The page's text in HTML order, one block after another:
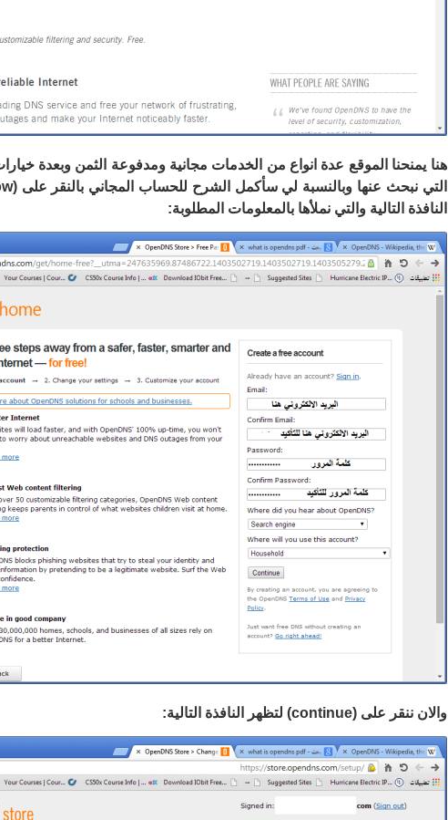
هنا يمنحنا الموقع عدة انواع من الخدمات مجانية ومدفوعة الثمن وبعدة
التي نبحث عنها وبالنسبة لي سأكمل الشرح للحساب المجاني بالنقر على (
النافذة التالية والتي نملأها بالمعلومات المطلوبة:
والان ننقر على (continue) لتظهر النافذة التالية: